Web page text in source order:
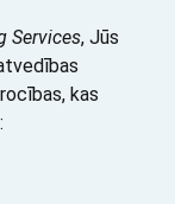
Services, Jūs
kas